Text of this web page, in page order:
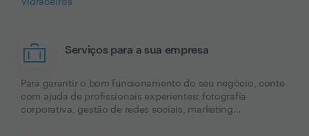
Serviços para a sua empresa
Para garantir o bom funcionamento do seu negócio, conte
com ajuda de profissionais experientes: fotografía
corporativa, gestão de redes sociais, marketing…